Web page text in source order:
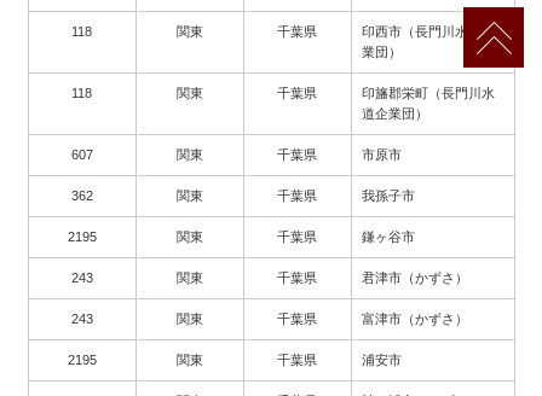
118 関東 千葉県
印西市（長門川水道企
業団）
118 関東 千葉県
印旛郡栄町（長門川水
道企業団）
607 関東 千葉県 市原市
362 関東 千葉県 我孫子市
2195 関東 千葉県 鎌ヶ谷市
243 関東 千葉県 君津市（かずさ）
243 関東 千葉県 富津市（かずさ）
2195 関東 千葉県 浦安市